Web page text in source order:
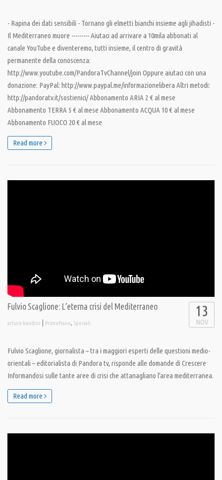
- Rapina dei dati sensibili - Tornano gli elmetti bianchi insieme agli jihadisti -
Il Mediterraneo muore --------- Aiutaci ad arrivare a 10mila abbonati al
canale YouTube e diventeremo, tutti insieme, il centro di gravità
permanente della conoscenza:
http://www.youtube.com/PandoraTvChannel/join Oppure aiutaci con una
donazione: PayPal: http://www.paypal.me/informazionelibera Altri metodi:
http://pandoratv.it/sostienici/ Abbonamento ARIA 2 € al mese
Abbonamento TERRA 5 € al mese Abbonamento ACQUA 10 € al mese
Abbonamento FUOCO 20 € al mese
Read more
Fulvio Scaglione: L’eterna crisi del Mediterraneo
arturo bandini | PrimoPiano, Speciali
13
NOV
Fulvio Scaglione, giornalista – tra i maggiori esperti delle questioni medio-
orientali – editorialista di Pandora tv, risponde alle domande di Crescere
Informandosi sulle tante aree di crisi che attanagliano l’area mediterranea.
Read more